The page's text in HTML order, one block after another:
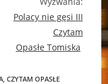
Polacy nie gęsi III
Czytam
Opasłe Tomiska
CZYTAM OPASŁE